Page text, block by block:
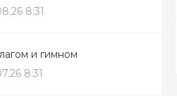
8:31
и гимном
8:31